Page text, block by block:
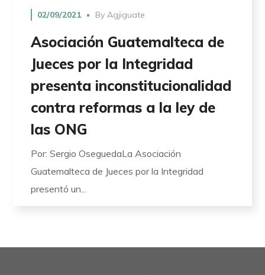
02/09/2021 ByAgjiguate
Asociación Guatemalteca de
Jueces por la Integridad
presenta inconstitucionalidad
contra reformas a la ley de
las ONG
Por: Sergio OseguedaLa Asociación
Guatemalteca de Jueces por la Integridad
presentó un...